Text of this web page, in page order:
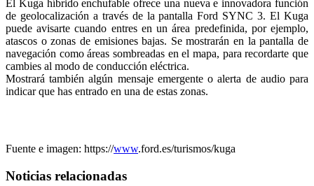
El Kuga híbrido enchufable ofrece una nueva e innovadora función
de geolocalización a través de la pantalla Ford SYNC 3. El Kuga
puede avisarte cuando entres en un área predefinida, por ejemplo,
atascos o zonas de emisiones bajas. Se mostrarán en la pantalla de
navegación como áreas sombreadas en el mapa, para recordarte que
cambies al modo de conducción eléctrica.
Mostrará también algún mensaje emergente o alerta de audio para
indicar que has entrado en una de estas zonas.
Fuente e imagen: https://www.ford.es/turismos/kuga
Noticias relacionadas